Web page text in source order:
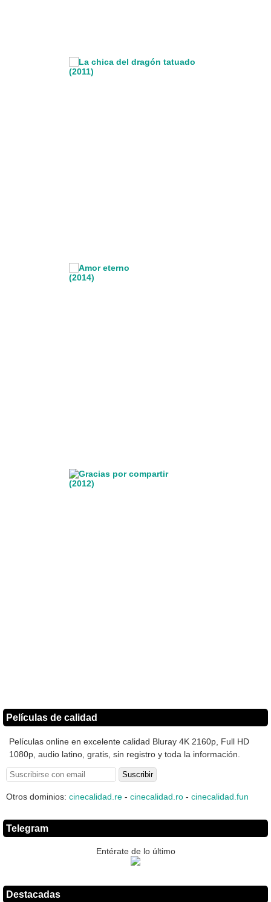
Películas de calidad
Películas online en excelente calidad Bluray 4K 2160p, Full HD
1080p, audio latino, gratis, sin registro y toda la información.
Otros dominios: cinecalidad.re - cinecalidad.ro - cinecalidad.fun
Telegram
Entérate de lo último
Destacadas